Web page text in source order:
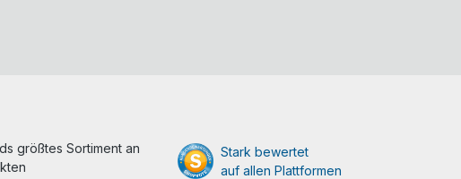
größtes Sortiment an
Stark bewertet
auf allen Plattformen